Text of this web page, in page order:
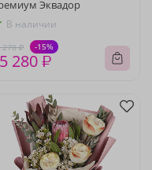
Эквадор
В наличии
270 ₽ -15%
280 ₽